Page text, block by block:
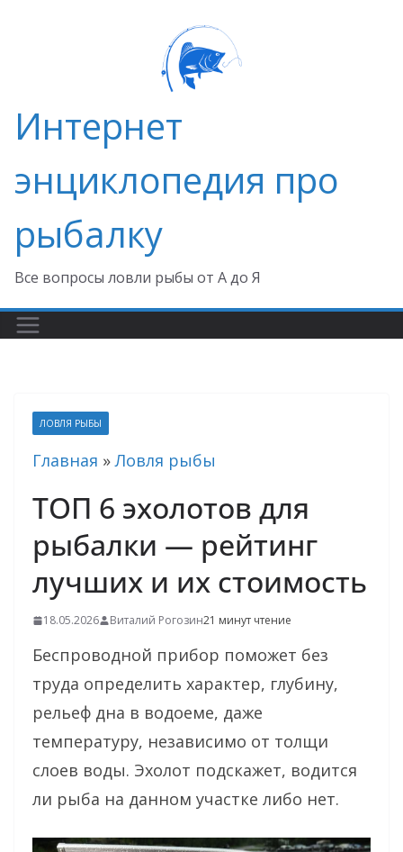
Интернет
энциклопедия про
рыбалку
Все вопросы ловли рыбы от А до Я
ЛОВЛЯ РЫБЫ
Главная »Ловля рыбы
ТОП 6 эхолотов для
рыбалки — рейтинг
лучших и их стоимость
18.05.2026 Виталий Рогозин21 минут чтение
Беспроводной прибор поможет без
труда определить характер, глубину,
рельеф дна в водоеме, даже
температуру, независимо от толщи
слоев воды. Эхолот подскажет, водится
ли рыба на данном участке либо нет.